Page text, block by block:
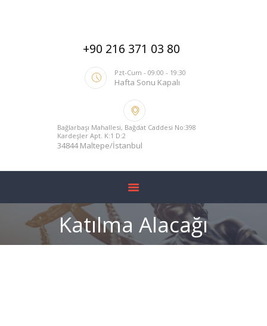
+90 216 371 03 80
Pzt-Cum - 09:00 - 19:30
Hafta Sonu Kapalı
Bağlarbaşı Mahallesi, Bağdat Caddesi No:398
Kardeşler Apt. K:1 D:2
34844 Maltepe/İstanbul
Katılma Alacağı
HIZMETLERIMIZ
BLOG
YARGITAY İÇTIHADI